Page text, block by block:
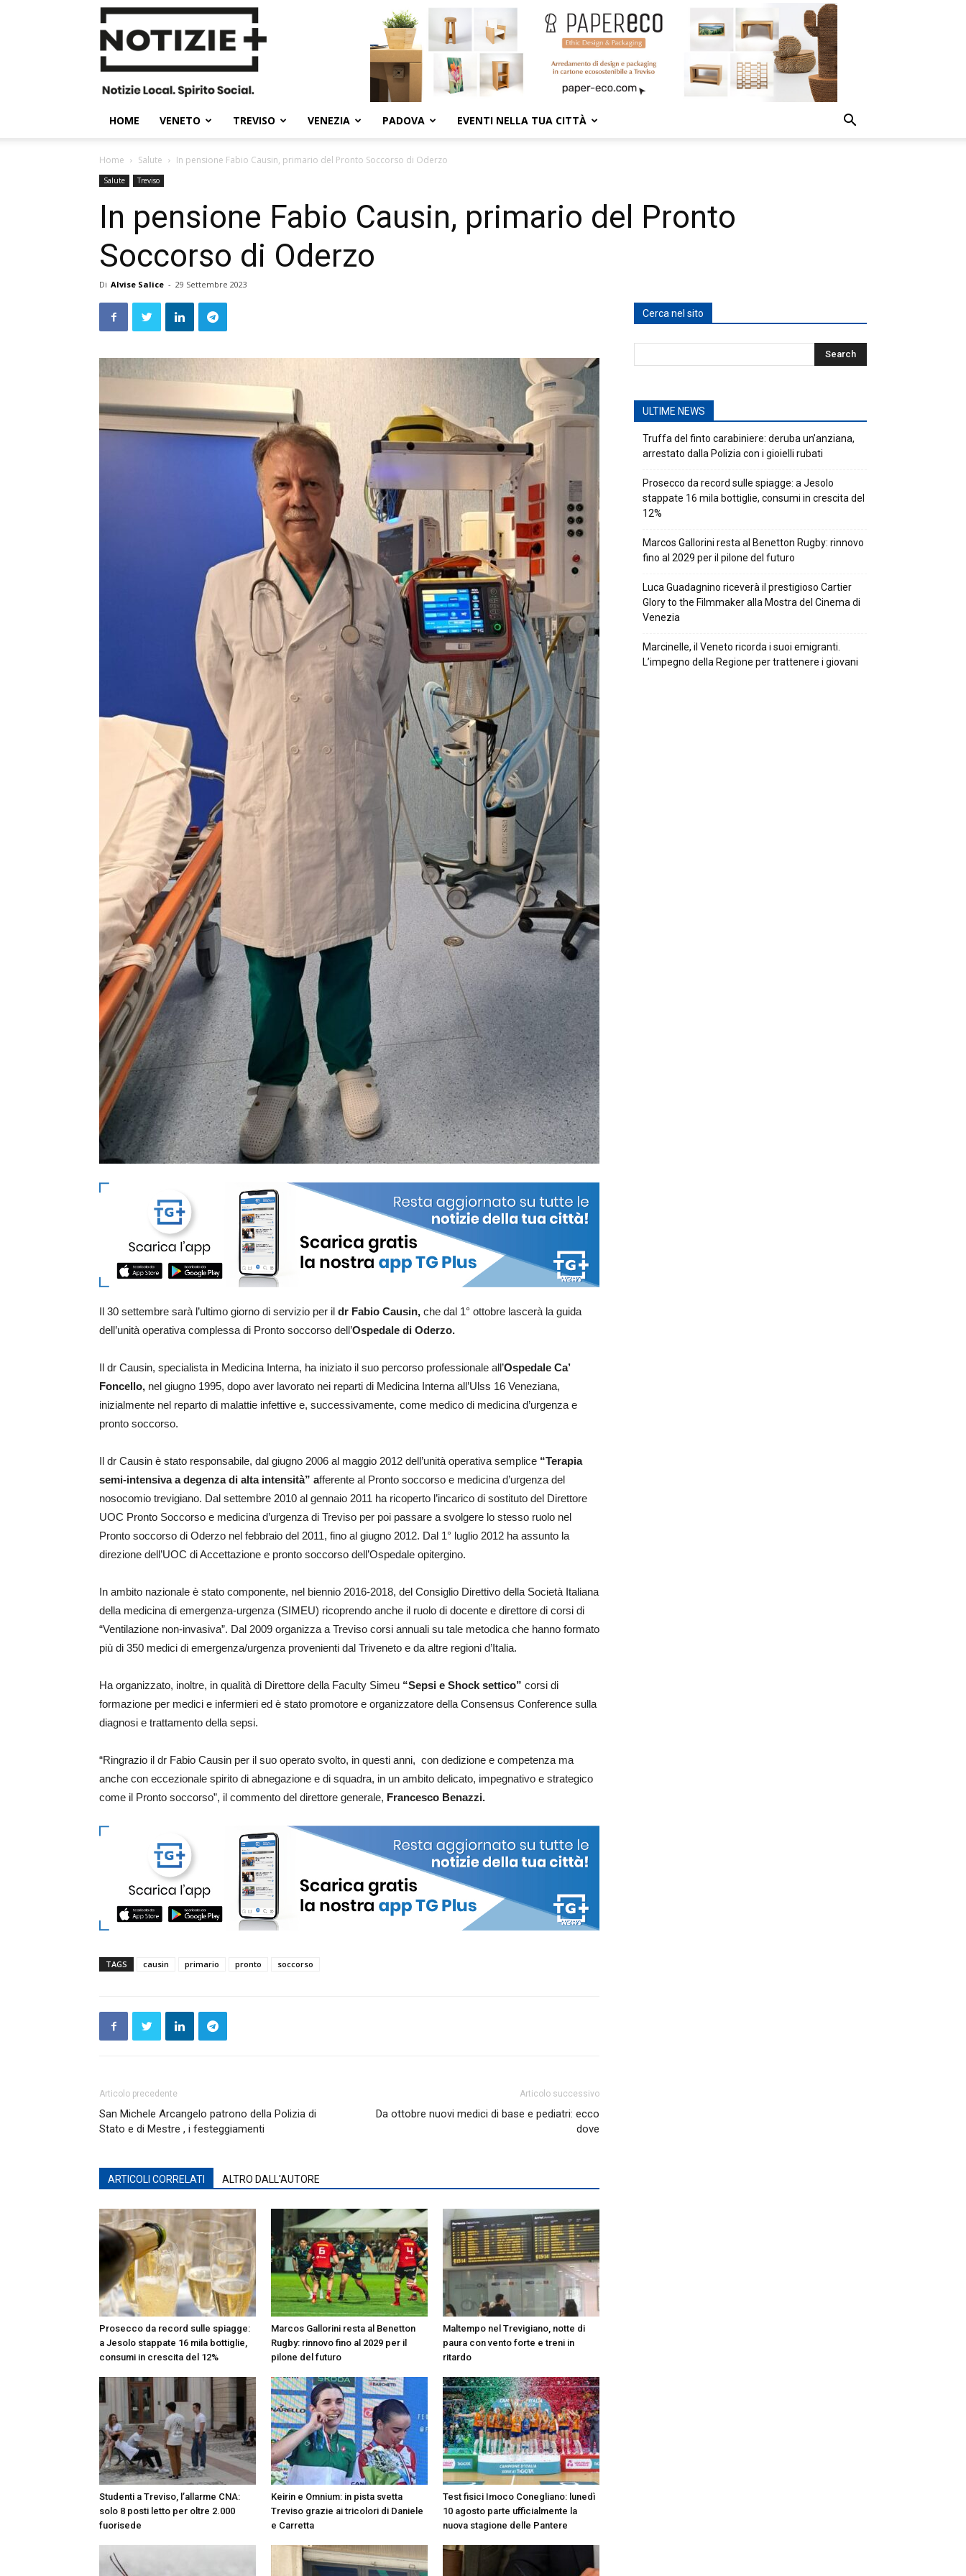
Notizie
Plus
HOME VENETO TREVISO VENEZIA PADOVA EVENTI NELLA TUA CITTÀ
Home Salute In pensione Fabio Causin, primario del Pronto Soccorso di Oderzo
Salute Treviso
In pensione Fabio Causin, primario del Pronto
Soccorso di Oderzo
Di Alvise Salice - 29 Settembre 2023
Il 30 settembre sarà l’ultimo giorno di servizio per il dr Fabio Causin, che dal 1° ottobre lascerà la guida
dell’unità operativa complessa di Pronto soccorso dell’Ospedale di Oderzo.
Il dr Causin, specialista in Medicina Interna, ha iniziato il suo percorso professionale all’Ospedale Ca’
Foncello, nel giugno 1995, dopo aver lavorato nei reparti di Medicina Interna all’Ulss 16 Veneziana,
inizialmente nel reparto di malattie infettive e, successivamente, come medico di medicina d’urgenza e
pronto soccorso.
Il dr Causin è stato responsabile, dal giugno 2006 al maggio 2012 dell’unità operativa semplice “Terapia
semi-intensiva a degenza di alta intensità” afferente al Pronto soccorso e medicina d’urgenza del
nosocomio trevigiano. Dal settembre 2010 al gennaio 2011 ha ricoperto l’incarico di sostituto del Direttore
UOC Pronto Soccorso e medicina d’urgenza di Treviso per poi passare a svolgere lo stesso ruolo nel
Pronto soccorso di Oderzo nel febbraio del 2011, fino al giugno 2012. Dal 1° luglio 2012 ha assunto la
direzione dell’UOC di Accettazione e pronto soccorso dell’Ospedale opitergino.
In ambito nazionale è stato componente, nel biennio 2016-2018, del Consiglio Direttivo della Società Italiana
della medicina di emergenza-urgenza (SIMEU) ricoprendo anche il ruolo di docente e direttore di corsi di
“Ventilazione non-invasiva”. Dal 2009 organizza a Treviso corsi annuali su tale metodica che hanno formato
più di 350 medici di emergenza/urgenza provenienti dal Triveneto e da altre regioni d’Italia.
Ha organizzato, inoltre, in qualità di Direttore della Faculty Simeu “Sepsi e Shock settico” corsi di
formazione per medici e infermieri ed è stato promotore e organizzatore della Consensus Conference sulla
diagnosi e trattamento della sepsi.
“Ringrazio il dr Fabio Causin per il suo operato svolto, in questi anni, con dedizione e competenza ma
anche con eccezionale spirito di abnegazione e di squadra, in un ambito delicato, impegnativo e strategico
come il Pronto soccorso”, il commento del direttore generale, Francesco Benazzi.
TAGS causin primario pronto soccorso
Articolo precedente
San Michele Arcangelo patrono della Polizia di
Stato e di Mestre , i festeggiamenti
Articolo successivo
Da ottobre nuovi medici di base e pediatri: ecco
dove
ARTICOLI CORRELATI ALTRO DALL'AUTORE
Prosecco da record sulle spiagge:
a Jesolo stappate 16 mila bottiglie,
consumi in crescita del 12%
Marcos Gallorini resta al Benetton
Rugby: rinnovo fino al 2029 per il
pilone del futuro
Maltempo nel Trevigiano, notte di
paura con vento forte e treni in
ritardo
Studenti a Treviso, l’allarme CNA:
solo 8 posti letto per oltre 2.000
fuorisede
Keirin e Omnium: in pista svetta
Treviso grazie ai tricolori di Daniele
e Carretta
Test fisici Imoco Conegliano: lunedì
10 agosto parte ufficialmente la
nuova stagione delle Pantere
Cerca nel sito
ULTIME NEWS
Truffa del finto carabiniere: deruba un’anziana,
arrestato dalla Polizia con i gioielli rubati
Prosecco da record sulle spiagge: a Jesolo
stappate 16 mila bottiglie, consumi in crescita del
12%
Marcos Gallorini resta al Benetton Rugby: rinnovo
fino al 2029 per il pilone del futuro
Luca Guadagnino riceverà il prestigioso Cartier
Glory to the Filmmaker alla Mostra del Cinema di
Venezia
Marcinelle, il Veneto ricorda i suoi emigranti.
L’impegno della Regione per trattenere i giovani